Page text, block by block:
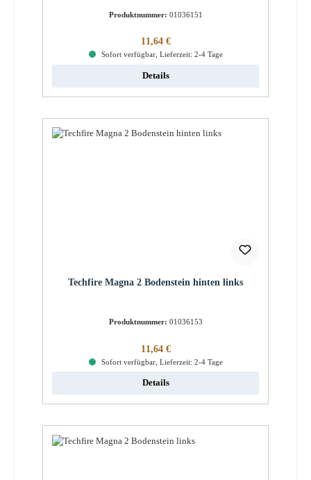
Produktnummer: 01036151
Regulärer Preis:
11,64 €
Sofort verfügbar, Lieferzeit: 2-4 Tage
Details
Techfire Magna 2 Bodenstein hinten links
Produktnummer: 01036153
Regulärer Preis:
11,64 €
Sofort verfügbar, Lieferzeit: 2-4 Tage
Details